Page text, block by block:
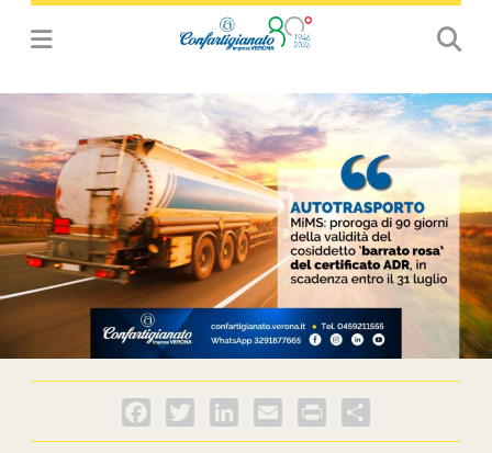
Facebook
Twitter LinkedInEmail PrintFriendly